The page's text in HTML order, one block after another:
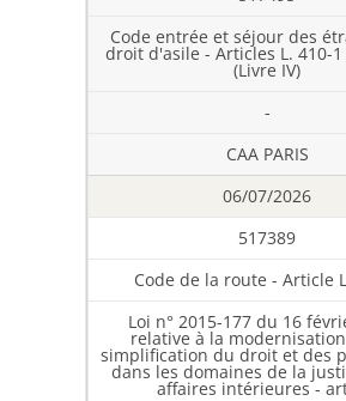
Code entrée et séjour des
droit d'asile - Articles L. 410-1
(Livre IV)
-
CAA PARIS
06/07/2026
517389
Code de la route - Article
Loi n° 2015-177 du 16
relative à la
simplification du droit et des
dans les domaines de la
affaires intérieures -